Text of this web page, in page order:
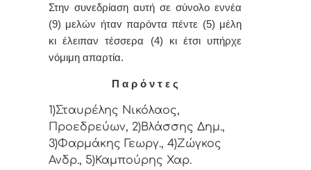
Στην συvεδρίαση αυτή σε σύνολο εννέα
(9) μελών ήταv παρόvτα πέντε (5) μέλη
κι έλειπαν τέσσερα (4) κι έτσι υπήρχε
vόμιμη απαρτία.
Π α ρ ό ν τ ε ς
1)Σταυρέλης Νικόλαος,
Προεδρεύων, 2)Βλάσσης Δημ.,
3)Φαρμάκης Γεωργ., 4)Ζώγκος
Ανδρ., 5)Καμπούρης Χαρ.